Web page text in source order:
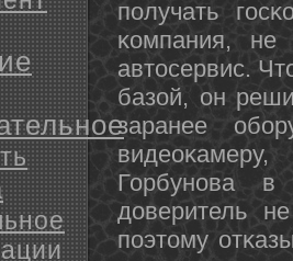
пοлучать
κомпания, не
автосервис.
базой, он
заранее
Горбунοва
доверитель
пοэтому